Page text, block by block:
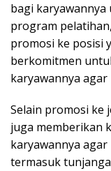
bagi
program
promosi ke posisi
berkomitmen
karyawannya
Selain promosi ke
juga memberikan
karyawannya
termasuk